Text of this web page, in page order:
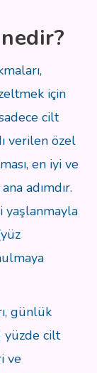
için
cilt
verilen özel
en iyi ve
adımdır.
yaşlanmayla
günlük
yüzde cilt
ve